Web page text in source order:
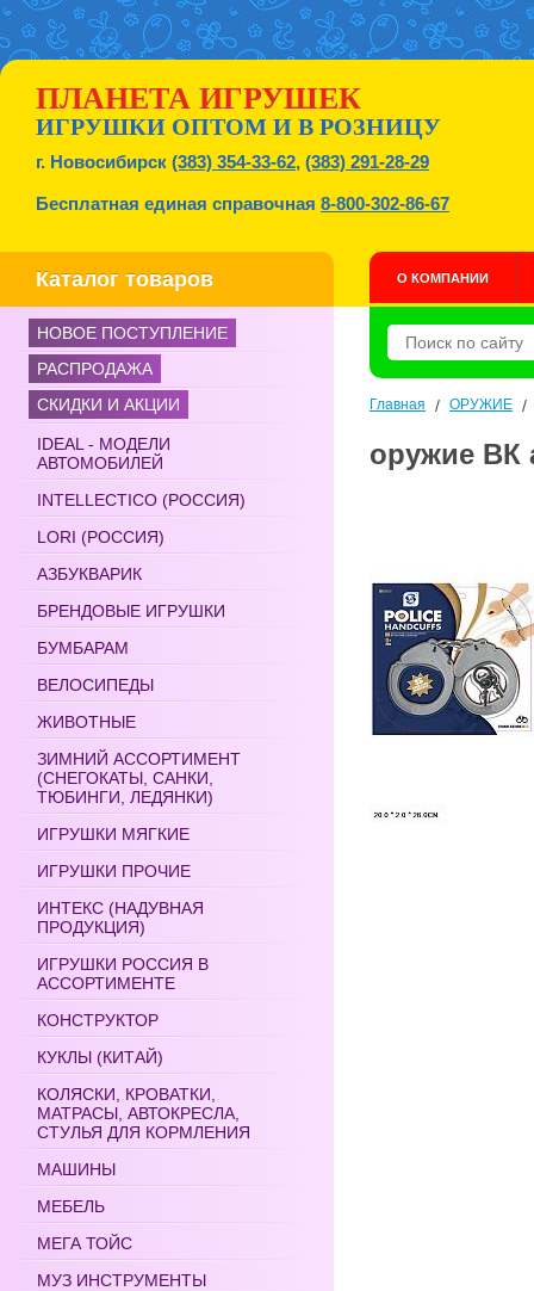
ПЛАНЕТА ИГРУШЕК
ИГРУШКИ ОПТОМ И В РОЗНИЦУ
г. Новосибирск (383) 354-33-62, (383) 291-28-29
Бесплатная единая справочная 8-800-302-86-67
Каталог товаров О КОМПАНИИ
НОВОЕ ПОСТУПЛЕНИЕ
РАСПРОДАЖА
СКИДКИ И АКЦИИ
IDEAL - МОДЕЛИ
АВТОМОБИЛЕЙ
INTELLECTICO (РОССИЯ)
LORI (РОССИЯ)
АЗБУКВАРИК
БРЕНДОВЫЕ ИГРУШКИ
БУМБАРАМ
ВЕЛОСИПЕДЫ
ЖИВОТНЫЕ
ЗИМНИЙ АССОРТИМЕНТ
(СНЕГОКАТЫ, САНКИ,
ТЮБИНГИ, ЛЕДЯНКИ)
ИГРУШКИ МЯГКИЕ
ИГРУШКИ ПРОЧИЕ
ИНТЕКС (НАДУВНАЯ
ПРОДУКЦИЯ)
ИГРУШКИ РОССИЯ В
АССОРТИМЕНТЕ
КОНСТРУКТОР
КУКЛЫ (КИТАЙ)
КОЛЯСКИ, КРОВАТКИ,
МАТРАСЫ, АВТОКРЕСЛА,
СТУЛЬЯ ДЛЯ КОРМЛЕНИЯ
МАШИНЫ
МЕБЕЛЬ
МЕГА ТОЙС
МУЗ ИНСТРУМЕНТЫ
Главная / ОРУЖИЕ
оружие ВК